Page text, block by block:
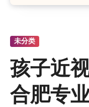
未分类
孩子近
合肥专